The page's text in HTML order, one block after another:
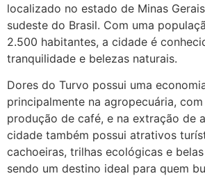
localizado no estado de Minas
sudeste do Brasil. Com uma
2.500 habitantes, a cidade é
tranquilidade e belezas naturais.
Dores do Turvo possui uma
principalmente na agropecuária,
produção de café, e na extração de
cidade também possui atrativos
cachoeiras, trilhas ecológicas e
sendo um destino ideal para quem
transparente, se é
22/05/2026
http://
Deve ser normal
22/05/2026
(879121****